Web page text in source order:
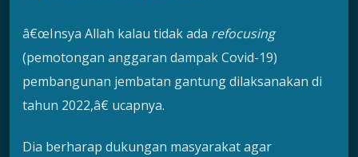
â€œInsya Allah kalau tidak ada refocusing
(pemotongan anggaran dampak Covid-19)
pembangunan jembatan gantung dilaksanakan di
tahun 2022,â€ ucapnya.
Dia berharap dukungan masyarakat agar